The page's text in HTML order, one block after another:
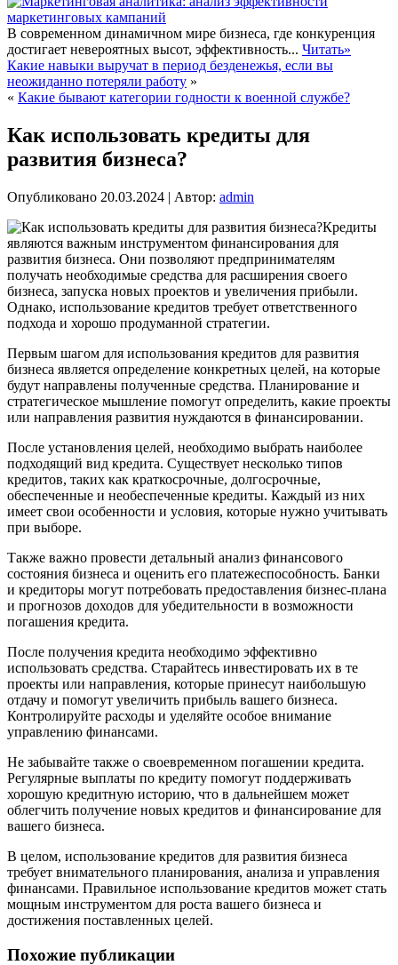
В современном динамичном мире бизнеса, где конкуренция
достигает невероятных высот, эффективность... Читать»
Какие навыки выручат в период безденежья, если вы
неожиданно потеряли работу »
« Какие бывают категории годности к военной службе?
Как использовать кредиты для
развития бизнеса?
Опубликовано 20.03.2024 | Автор: admin
Кредиты
являются важным инструментом финансирования для
развития бизнеса. Они позволяют предпринимателям
получать необходимые средства для расширения своего
бизнеса, запуска новых проектов и увеличения прибыли.
Однако, использование кредитов требует ответственного
подхода и хорошо продуманной стратегии.
Первым шагом для использования кредитов для развития
бизнеса является определение конкретных целей, на которые
будут направлены полученные средства. Планирование и
стратегическое мышление помогут определить, какие проекты
или направления развития нуждаются в финансировании.
После установления целей, необходимо выбрать наиболее
подходящий вид кредита. Существует несколько типов
кредитов, таких как краткосрочные, долгосрочные,
обеспеченные и необеспеченные кредиты. Каждый из них
имеет свои особенности и условия, которые нужно учитывать
при выборе.
Также важно провести детальный анализ финансового
состояния бизнеса и оценить его платежеспособность. Банки
и кредиторы могут потребовать предоставления бизнес-плана
и прогнозов доходов для убедительности в возможности
погашения кредита.
После получения кредита необходимо эффективно
использовать средства. Старайтесь инвестировать их в те
проекты или направления, которые принесут наибольшую
отдачу и помогут увеличить прибыль вашего бизнеса.
Контролируйте расходы и уделяйте особое внимание
управлению финансами.
Не забывайте также о своевременном погашении кредита.
Регулярные выплаты по кредиту помогут поддерживать
хорошую кредитную историю, что в дальнейшем может
облегчить получение новых кредитов и финансирование для
вашего бизнеса.
В целом, использование кредитов для развития бизнеса
требует внимательного планирования, анализа и управления
финансами. Правильное использование кредитов может стать
мощным инструментом для роста вашего бизнеса и
достижения поставленных целей.
Похожие публикации